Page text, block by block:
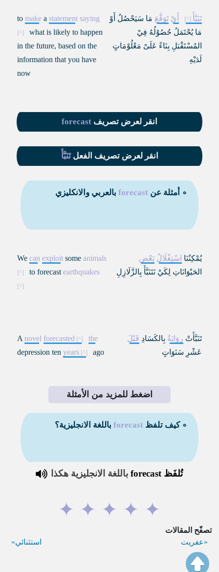
تَنَبَّأَ أَيْ تَوَقَّعَ مَا سَيَحْصُلُ أَوْ
مَا يُحْتَمَلُ حُصُوْلُهُ فِيْ
المُسْتَقْبَلِ بِنَاءً عَلَىْ مَعْلُوْمَاتٍ
لَدَيْهِ
to make a statement saying
what is likely to happen
in the future, based on the
information that you have
now
انقر لعرض تصريف forecast
انقر لعرض تصريف الفعلتَنَبَّأَ
∘ أمثلة عنforecast بالعربي والانكليزي
يُمْكِنُنَا اسْتِغْلَالُ بَعْضِ
الحَيْوَانَاتِ لِكَيْ نَتَنَبَّأَ بِالزَّلَازِلِ
We can exploit some animals
to forecast earthquakes
تَنَبَّأَتْ رِوَايَةٌ بِالكَسَادِ قَبْلَ
عَشْرِ سَنَوَاتٍ
A novel forecasted
the
depression ten years ago
اضغط للمزيد من الأمثلة
∘ كيف تلفظforecast باللغة الانجليزية؟
تُلفَظforecast باللغة الانجليزية هكذا
✦
✦
✦
✦
✦
تصفّح المقالات
عفريت
استثنائي